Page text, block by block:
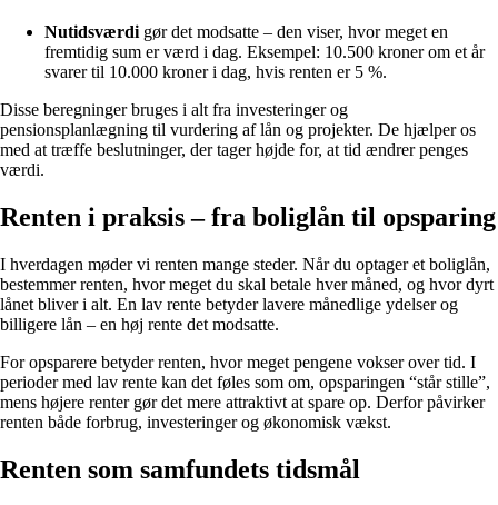
Nutidsværdi gør det modsatte – den viser, hvor meget en
fremtidig sum er værd i dag. Eksempel: 10.500 kroner om et år
svarer til 10.000 kroner i dag, hvis renten er 5 %.
Disse beregninger bruges i alt fra investeringer og
pensionsplanlægning til vurdering af lån og projekter. De hjælper os
med at træffe beslutninger, der tager højde for, at tid ændrer penges
værdi.
Renten i praksis – fra boliglån til opsparing
I hverdagen møder vi renten mange steder. Når du optager et boliglån,
bestemmer renten, hvor meget du skal betale hver måned, og hvor dyrt
lånet bliver i alt. En lav rente betyder lavere månedlige ydelser og
billigere lån – en høj rente det modsatte.
For opsparere betyder renten, hvor meget pengene vokser over tid. I
perioder med lav rente kan det føles som om, opsparingen “står stille”,
mens højere renter gør det mere attraktivt at spare op. Derfor påvirker
renten både forbrug, investeringer og økonomisk vækst.
Renten som samfundets tidsmål